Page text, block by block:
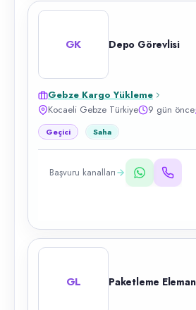
GK Depo Görevlisi
Gebze Kargo Yükleme
Kocaeli Gebze Türkiye
9 gün önce
Geçici Saha
Başvuru kanalları
GL Paketleme